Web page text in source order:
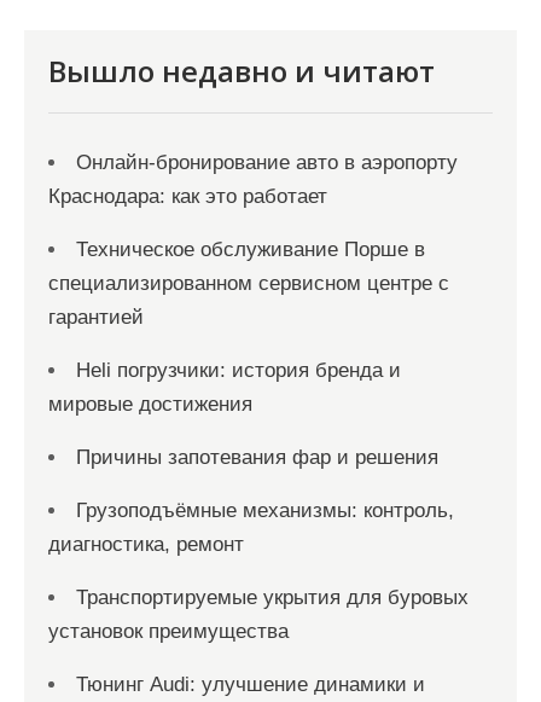
Вышло недавно и читают
Онлайн‑бронирование авто в аэропорту
Краснодара: как это работает
Техническое обслуживание Порше в
специализированном сервисном центре с
гарантией
Heli погрузчики: история бренда и
мировые достижения
Причины запотевания фар и решения
Грузоподъёмные механизмы: контроль,
диагностика, ремонт
Транспортируемые укрытия для буровых
установок преимущества
Тюнинг Audi: улучшение динамики и